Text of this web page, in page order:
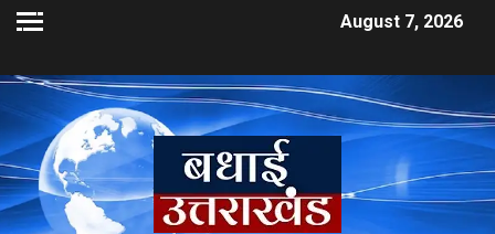
August 7, 2026